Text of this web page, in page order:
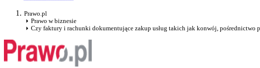
Prawo.pl
Prawo w biznesie
Czy faktury i rachunki dokumentujące zakup usług takich jak konwój, pośrednictwo